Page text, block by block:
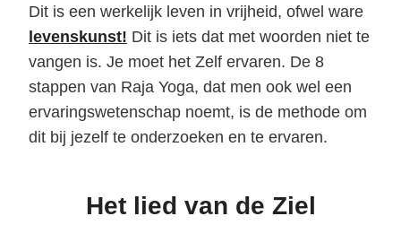
Dit is een werkelijk leven in vrijheid, ofwel ware
levenskunst! Dit is iets dat met woorden niet te
vangen is. Je moet het Zelf ervaren. De 8
stappen van Raja Yoga, dat men ook wel een
ervaringswetenschap noemt, is de methode om
dit bij jezelf te onderzoeken en te ervaren.
Het lied van de Ziel